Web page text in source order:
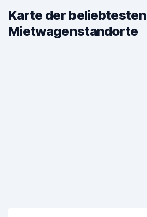
Karte der beliebtesten
Mietwagenstandorte